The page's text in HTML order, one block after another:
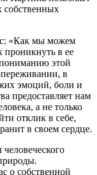
собственных
«Как мы можем
в ее
этой
в
эмоций, боли и
предоставляет нам
а не только
отклик в себе,
в своем сердце.
о собственной